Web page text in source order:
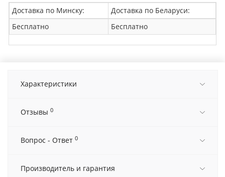
Доставка по Минску:
Доставка по Беларуси:
Бесплатно
Бесплатно
Характеристики
Отзывы 0
Вопрос - Ответ 0
Производитель и гарантия